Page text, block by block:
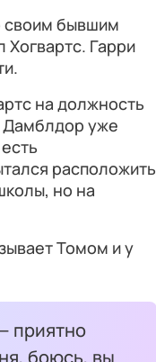
своим бывшим
Хогвартс. Гарри
на должность
Дамблдор уже
расположить
но на
Томом и у
приятно
боюсь, вы